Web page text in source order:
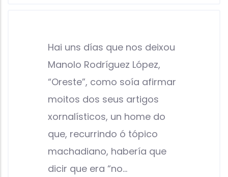
Hai uns días que nos deixou
Manolo Rodríguez López,
“Oreste”, como soía afirmar
moitos dos seus artigos
xornalísticos, un home do
que, recurrindo ó tópico
machadiano, habería que
dicir que era “no…